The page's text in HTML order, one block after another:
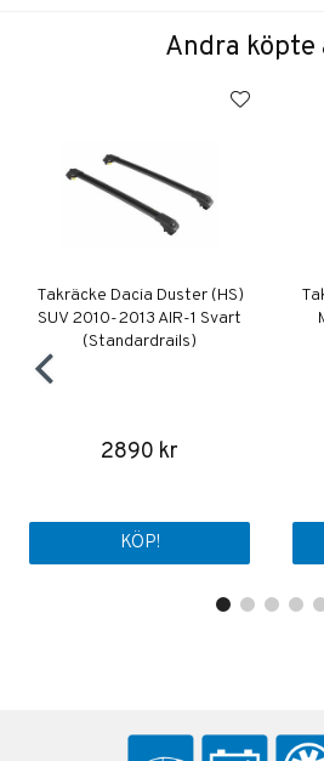
Andra köpte
Takräcke Dacia Duster (HS)
SUV 2010-2013 AIR-1 Svart
(Standardrails)
2890 kr
KÖP!